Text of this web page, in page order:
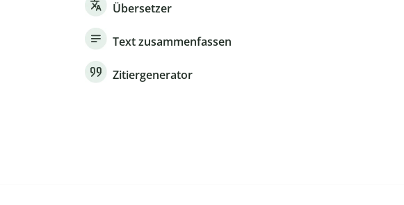
Übersetzer
Text zusammenfassen
Zitiergenerator